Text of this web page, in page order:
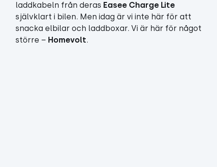
laddkabeln från deras Easee Charge Lite
självklart i bilen. Men idag är vi inte här för att
snacka elbilar och laddboxar. Vi är här för något
större – Homevolt.